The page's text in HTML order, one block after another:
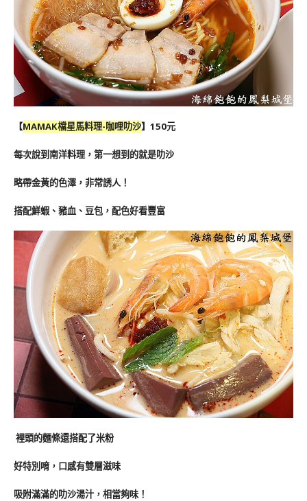
【MAMAK檔星馬料理-咖哩叻沙】150元
每次說到南洋料理，第一想到的就是叻沙
略帶金黃的色澤，非常誘人！
搭配鮮蝦、豬血、豆包，配色好看豐富
裡頭的麵條還搭配了米粉
好特別唷，口感有雙層滋味
吸附滿滿的叻沙湯汁，相當夠味！